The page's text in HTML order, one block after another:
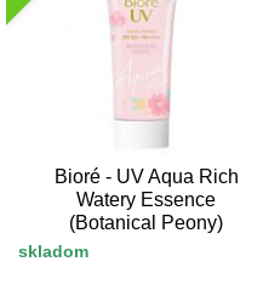
Bioré - UV Aqua Rich
Watery Essence
(Botanical Peony)
SPF50+ PA++++
skladom